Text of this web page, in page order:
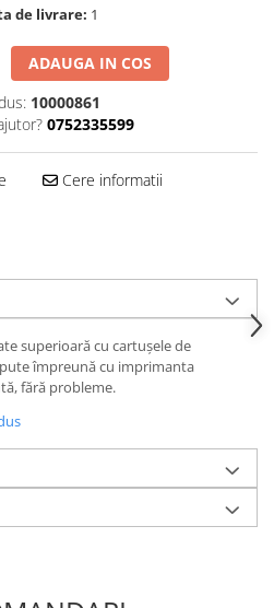
de livrare: 1
ADAUGA IN COS
10000861
0752335599
Cere informatii
superioară cu cartuşele de
împreună cu imprimanta
fără probleme.